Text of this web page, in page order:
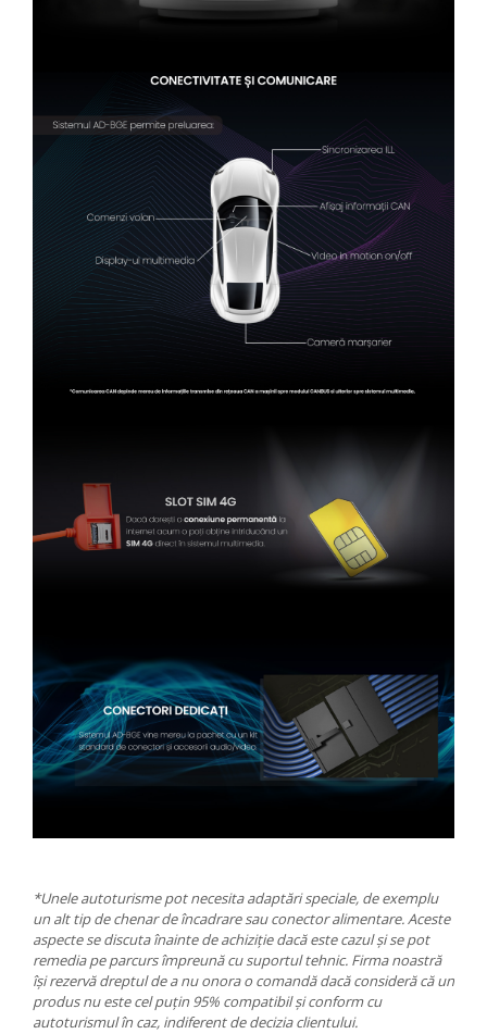
*Unele autoturisme pot necesita adaptări speciale, de exemplu
un alt tip de chenar de încadrare sau conector alimentare. Aceste
aspecte se discuta înainte de achiziție dacă este cazul și se pot
remedia pe parcurs împreună cu suportul tehnic. Firma noastră
își rezervă dreptul de a nu onora o comandă dacă consideră că un
produs nu este cel puțin 95% compatibil și conform cu
autoturismul în caz, indiferent de decizia clientului.